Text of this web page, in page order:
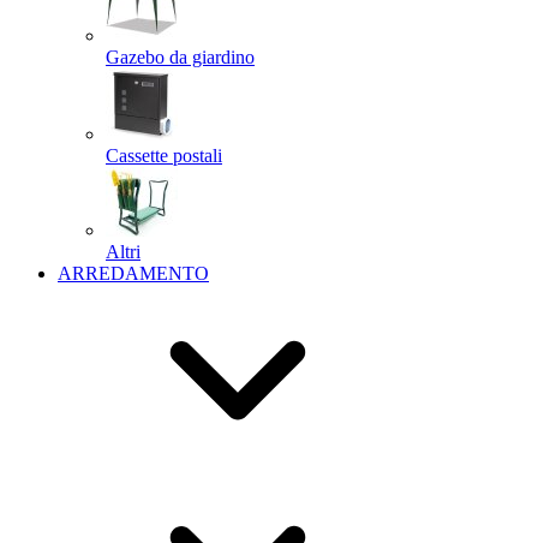
Gazebo da giardino
Cassette postali
Altri
ARREDAMENTO